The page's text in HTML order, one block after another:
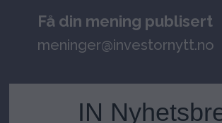
Få din mening publisert
meninger@investornytt.no
IN